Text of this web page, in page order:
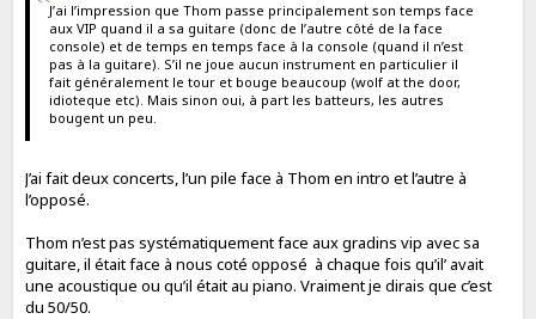
J’ai l’impression que Thom passe principalement son temps face
aux VIP quand il a sa guitare (donc de l’autre côté de la face
console) et de temps en temps face à la console (quand il n’est
pas à la guitare). S’il ne joue aucun instrument en particulier il
fait généralement le tour et bouge beaucoup (wolf at the door,
idioteque etc). Mais sinon oui, à part les batteurs, les autres
bougent un peu.
J’ai fait deux concerts, l’un pile face à Thom en intro et l’autre à
l’opposé.
Thom n’est pas systématiquement face aux gradins vip avec sa
guitare, il était face à nous coté opposé à chaque fois qu’il’ avait
une acoustique ou qu’il était au piano. Vraiment je dirais que c’est
du 50/50.